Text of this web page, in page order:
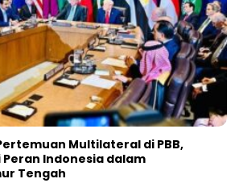
Multilateral di PBB,
Indonesia dalam
Tengah